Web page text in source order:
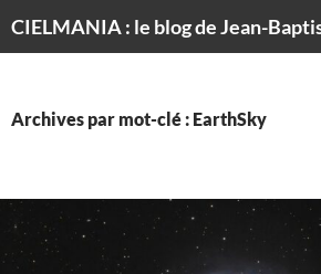
Archives par mot-clé : EarthSky